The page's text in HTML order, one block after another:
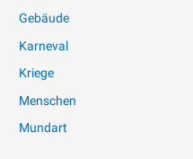
Gebäude
Karneval
Kriege
Menschen
Mundart